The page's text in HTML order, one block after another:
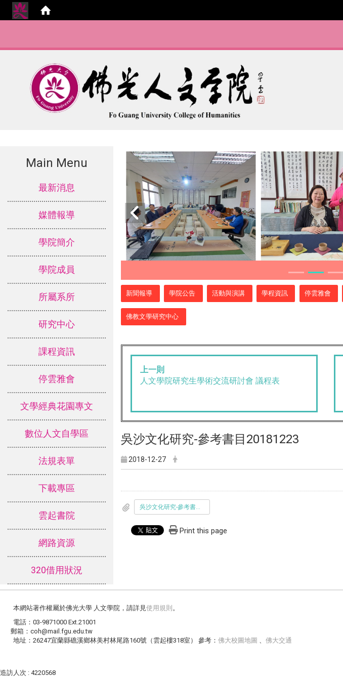
Main Menu
最新消息
媒體報導
學院簡介
學院成員
所屬系所
研究中心
課程資訊
停雲雅會
文學經典花園專文
數位人文自學區
法規表單
下載專區
雲起書院
網路資源
320借用狀況
新聞報導 學院公告 活動與演講 學程資訊 停雲雅會
佛教文學研究中心
上一則
人文學院研究生學術交流研討會 議程表
吳沙文化研究-參考書目20181223
2018-12-27
吳沙文化研究-參考書目20181223
Print this page
本網站著作權屬於佛光大學 人文學院，請詳見使用規則 。
電話：03-9871000 Ext.21001
郵箱：coh@mail.fgu.edu.tw
地址：26247宜蘭縣礁溪鄉林美村林尾路160號（雲起樓318室） 參考： 佛大校圖地圖 、 佛大交通
造訪人次 : 4220568